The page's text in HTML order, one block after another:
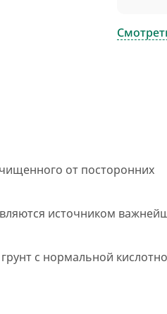
от посторонних
источником
с нормальной